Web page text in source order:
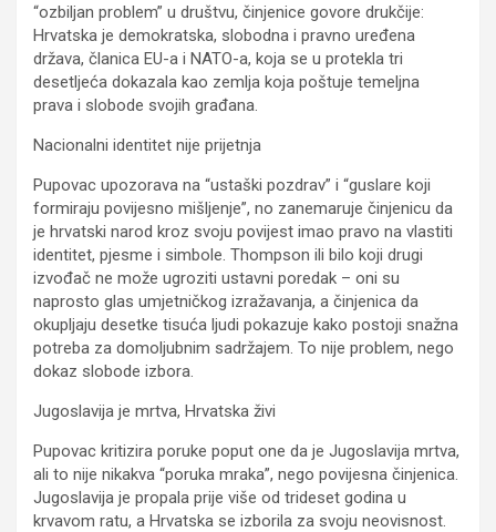
“ozbiljan problem” u društvu, činjenice govore drukčije:
Hrvatska je demokratska, slobodna i pravno uređena
država, članica EU-a i NATO-a, koja se u protekla tri
desetljeća dokazala kao zemlja koja poštuje temeljna
prava i slobode svojih građana.
Nacionalni identitet nije prijetnja
Pupovac upozorava na “ustaški pozdrav” i “guslare koji
formiraju povijesno mišljenje”, no zanemaruje činjenicu da
je hrvatski narod kroz svoju povijest imao pravo na vlastiti
identitet, pjesme i simbole. Thompson ili bilo koji drugi
izvođač ne može ugroziti ustavni poredak – oni su
naprosto glas umjetničkog izražavanja, a činjenica da
okupljaju desetke tisuća ljudi pokazuje kako postoji snažna
potreba za domoljubnim sadržajem. To nije problem, nego
dokaz slobode izbora.
Jugoslavija je mrtva, Hrvatska živi
Pupovac kritizira poruke poput one da je Jugoslavija mrtva,
ali to nije nikakva “poruka mraka”, nego povijesna činjenica.
Jugoslavija je propala prije više od trideset godina u
krvavom ratu, a Hrvatska se izborila za svoju neovisnost.